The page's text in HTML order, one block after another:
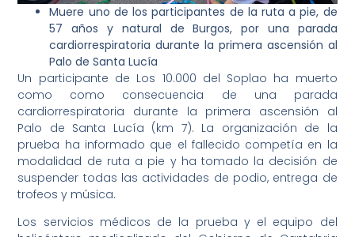
Muere uno de los participantes de la ruta a pie, de
57 años y natural de Burgos, por una parada
cardiorrespiratoria durante la primera ascensión al
Palo de Santa Lucía
Un participante de Los 10.000 del Soplao ha muerto
como como consecuencia de una parada
cardiorrespiratoria durante la primera ascensión al
Palo de Santa Lucía (km 7). La organización de la
prueba ha informado que el fallecido competía en la
modalidad de ruta a pie y ha tomado la decisión de
suspender todas las actividades de podio, entrega de
trofeos y música.
Los servicios médicos de la prueba y el equipo del